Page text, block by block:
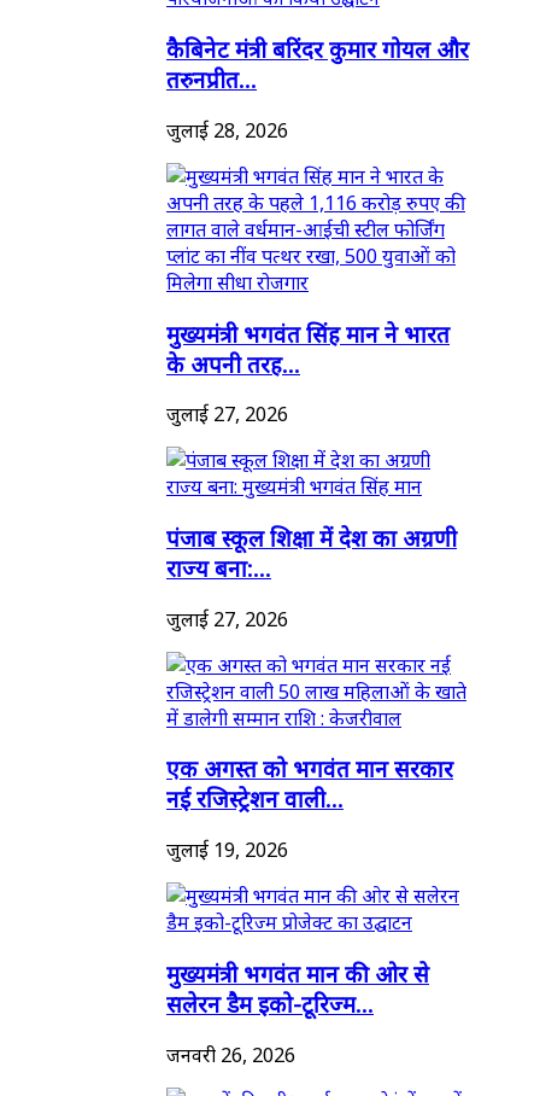
कैबिनेट मंत्री बरिंदर कुमार गोयल और
तरुनप्रीत...
जुलाई 28, 2026
मुख्यमंत्री भगवंत सिंह मान ने भारत
के अपनी तरह...
जुलाई 27, 2026
पंजाब स्कूल शिक्षा में देश का अग्रणी
राज्य बना:...
जुलाई 27, 2026
एक अगस्त को भगवंत मान सरकार
नई रजिस्ट्रेशन वाली...
जुलाई 19, 2026
मुख्यमंत्री भगवंत मान की ओर से
सलेरन डैम इको-टूरिज्म...
जनवरी 26, 2026